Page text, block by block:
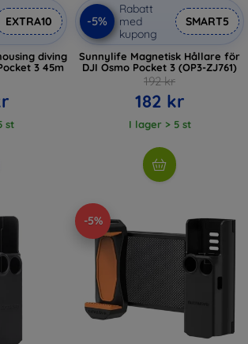
EXTRA10
diving
3 45m
st
-5%
Rabatt
med
kupong
SMART5
Sunnylife Magnetisk Hållare för
DJI Osmo Pocket 3 (OP3-ZJ761)
192 kr
182 kr
I lager > 5 st
-5%